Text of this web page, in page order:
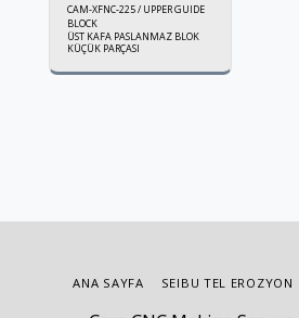
CAM-XFNC-225 / UPPER GUIDE
BLOCK
ÜST KAFA PASLANMAZ BLOK
KÜÇÜK PARÇASI
ANA SAYFA SEIBU TEL EROZYON